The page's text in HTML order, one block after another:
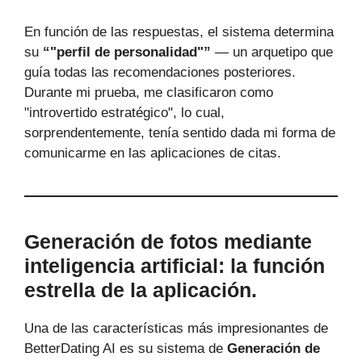
En función de las respuestas, el sistema determina
su “"perfil de personalidad"” — un arquetipo que
guía todas las recomendaciones posteriores.
Durante mi prueba, me clasificaron como
"introvertido estratégico", lo cual,
sorprendentemente, tenía sentido dada mi forma de
comunicarme en las aplicaciones de citas.
Generación de fotos mediante
inteligencia artificial: la función
estrella de la aplicación.
Una de las características más impresionantes de
BetterDating AI es su sistema de Generación de